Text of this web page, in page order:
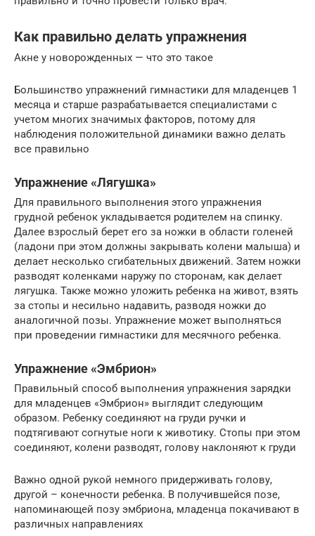
Как правильно делать упражнения
Акне у новорожденных — что это такое
Большинство упражнений гимнастики для младенцев 1
месяца и старше разрабатывается специалистами с
учетом многих значимых факторов, потому для
наблюдения положительной динамики важно делать
все правильно
Упражнение «Лягушка»
Для правильного выполнения этого упражнения
грудной ребенок укладывается родителем на спинку.
Далее взрослый берет его за ножки в области голеней
(ладони при этом должны закрывать колени малыша) и
делает несколько сгибательных движений. Затем ножки
разводят коленками наружу по сторонам, как делает
лягушка. Также можно уложить ребенка на живот, взять
за стопы и несильно надавить, разводя ножки до
аналогичной позы. Упражнение может выполняться
при проведении гимнастики для месячного ребенка.
Упражнение «Эмбрион»
Правильный способ выполнения упражнения зарядки
для младенцев «Эмбрион» выглядит следующим
образом. Ребенку соединяют на груди ручки и
подтягивают согнутые ноги к животику. Стопы при этом
соединяют, колени разводят, голову наклоняют к груди
Важно одной рукой немного придерживать голову,
другой – конечности ребенка. В получившейся позе,
напоминающей позу эмбриона, младенца покачивают в
различных направлениях